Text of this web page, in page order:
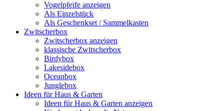
Vogelpfeife anzeigen
Als Einzelstück
Als Geschenkset / Sammelkasten
Zwitscherbox
Zwitscherbox anzeigen
klassische Zwitscherbox
Birdybox
Lakesidebox
Oceanbox
Junglebox
Ideen für Haus & Garten
Ideen für Haus & Garten anzeigen